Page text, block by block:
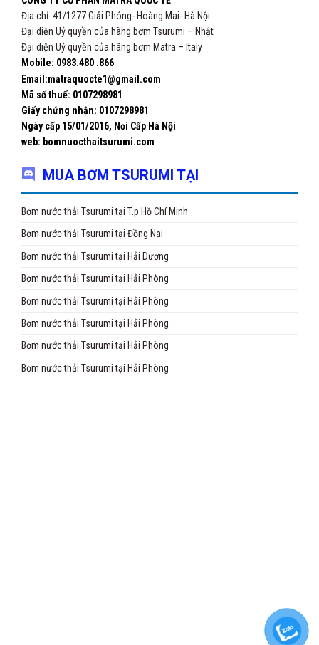
Địa chỉ: 41/1277 Giải Phóng- Hoàng Mai- Hà Nội
Đại diện Uỷ quyền của hãng bơm Tsurumi – Nhật
Đại diện Uỷ quyền của hãng bơm Matra – Italy
Mobile: 0983.480 .866
Email:matraquocte1@gmail.com
Mã số thuế: 0107298981
Giấy chứng nhận: 0107298981
Ngày cấp 15/01/2016, Nơi Cấp Hà Nội
web: bomnuocthaitsurumi.com
MUA BƠM TSURUMI TẠI
Bơm nước thải Tsurumi tại T.p Hồ Chí Minh
Bơm nước thải Tsurumi tại Đồng Nai
Bơm nước thải Tsurumi tại Hải Dương
Bơm nước thải Tsurumi tại Hải Phòng
Bơm nước thải Tsurumi tại Hải Phòng
Bơm nước thải Tsurumi tại Hải Phòng
Bơm nước thải Tsurumi tại Hải Phòng
Bơm nước thải Tsurumi tại Hải Phòng